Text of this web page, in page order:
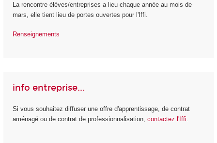
La rencontre élèves/entreprises a lieu chaque année au mois de
mars, elle tient lieu de portes ouvertes pour l'Iffi.
Renseignements
info entreprise...
Si vous souhaitez diffuser une offre d'apprentissage, de contrat
aménagé ou de contrat de professionnalisation, contactez l'Iffi.